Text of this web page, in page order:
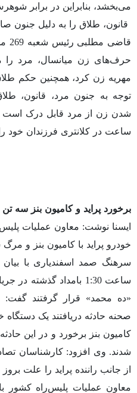
می‌بخشد، بنابراین در برابر
قانون، طلاق را به دلیل جنون
مهریه زن کرد، همچنین حکم
توجه به جنون مرد، قانون،
ساعت در کلانتری فرزندان خود را
برخورد پراید و کامیون بنز سه
ایسنا نوشت: معاون عملیات
خودرو پراید با کامیون بنز و
سرهنگ صمد اسفندیاری با بیان
ساعت 1:30 بامداد
«ده محمد» قرار گرفتند گفت:
صحنه حادثه دریافتند یک دستگاه
کامیون بنز برخورد و در این
شدند. وی افزود: کارشناسان
از جانب راننده پراید را علت
معاون عملیات پلیس‌راه کشور